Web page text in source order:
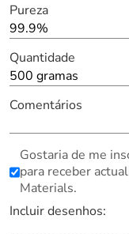
Pureza
99.9%
Quantidade
500 gramas
Comentários
Gostaria de me
para receber
Materials.
Incluir desenhos: